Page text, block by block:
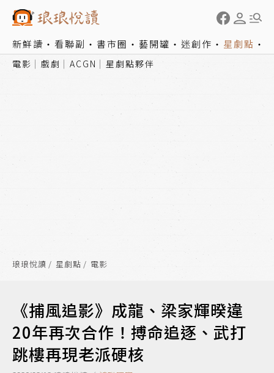
新鮮讀 看聯副 書市圈 藝開罐 迷創作 星劇點
電影 戲劇 ACGN 星劇點夥伴
琅琅悅讀 星劇點 電影
《捕風追影》成龍、梁家輝暌違
20年再次合作！搏命追逐、武打
跳樓再現老派硬核